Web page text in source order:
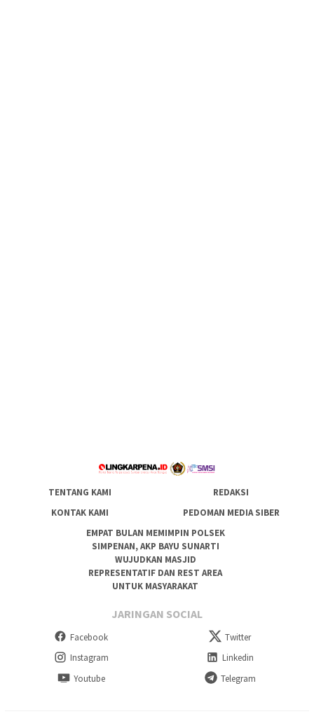
TENTANG KAMI
REDAKSI
KONTAK KAMI
PEDOMAN MEDIA SIBER
EMPAT BULAN MEMIMPIN POLSEK
SIMPENAN, AKP BAYU SUNARTI
WUJUDKAN MASJID
REPRESENTATIF DAN REST AREA
UNTUK MASYARAKAT
JARINGAN SOCIAL
Facebook
Twitter
Instagram
Linkedin
Youtube
Telegram